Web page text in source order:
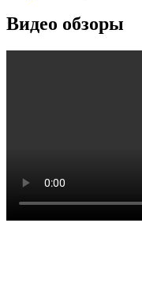
Видео обзоры